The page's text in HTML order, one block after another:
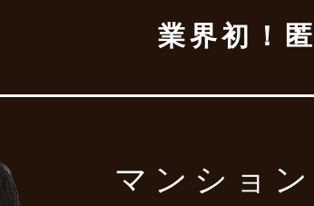
業界初！
マンショ